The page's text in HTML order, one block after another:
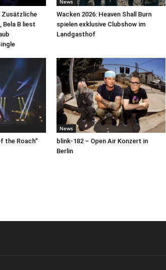
Zusätzliche
Bela B liest
News
Wacken 2026: Heaven Shall Burn
spielen exklusive Clubshow im
Landgasthof
the Roach“
News
blink-182 – Open Air Konzert in
Berlin